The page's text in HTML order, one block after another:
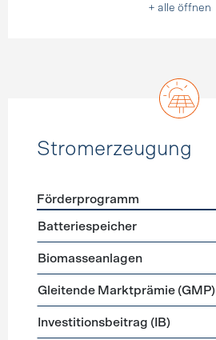
+ alle öffnen
Stromerzeugung
Förderprogramme
Förderprogramm
Batteriespeicher
Biomasseanlagen
Gleitende Marktprämie (GMP)
Investitionsbeitrag (IB)